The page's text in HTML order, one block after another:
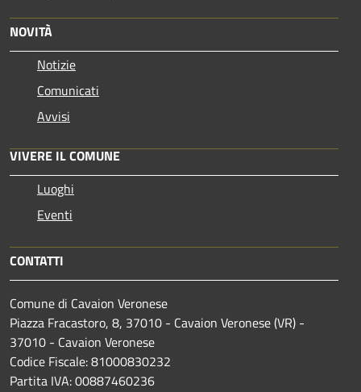
NOVITÀ
Notizie
Comunicati
Avvisi
VIVERE IL COMUNE
Luoghi
Eventi
CONTATTI
Comune di Cavaion Veronese
Piazza Fracastoro, 8, 37010 - Cavaion Veronese (VR) -
37010 - Cavaion Veronese
Codice Fiscale: 81000830232
Partita IVA: 00887460236